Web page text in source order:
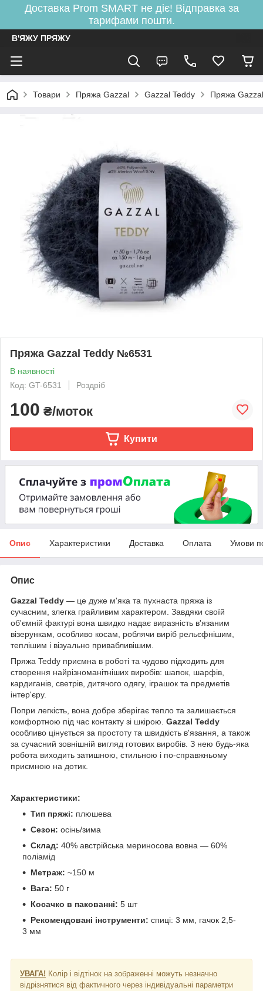
Доставка Prom SMART не діє! Відправка за
тарифами пошти.
В'ЯЖУ ПРЯЖУ
Товари Пряжа Gazzal Gazzal Teddy Пряжа
Пряжа Gazzal Teddy №6531
В наявності
Код: GT-6531
Роздріб
100 ₴/моток
Купити
Опис Характеристики Доставка Оплата Умови
Опис
Gazzal Teddy — це дуже м'яка та пухнаста пряжа із
сучасним, злегка грайливим характером. Завдяки своїй
об'ємній фактурі вона швидко надає виразність в'язаним
візерункам, особливо косам, роблячи виріб рельєфнішим,
теплішим і візуально привабливішим.
Пряжа Teddy приємна в роботі та чудово підходить для
створення найрізноманітніших виробів: шапок, шарфів,
кардиганів, светрів, дитячого одягу, іграшок та предметів
інтер'єру.
Попри легкість, вона добре зберігає тепло та залишається
комфортною під час контакту зі шкірою. Gazzal Teddy
особливо цінується за простоту та швидкість в'язання, а також
за сучасний зовнішній вигляд готових виробів. З нею будь-яка
робота виходить затишною, стильною і по-справжньому
приємною на дотик.
Характеристики:
Тип пряжі: плюшева
Сезон: осінь/зима
Склад: 40% австрійська мериносова вовна — 60%
поліамід
Метраж: ~150 м
Вага: 50 г
Косачко в пакованні: 5 шт
Рекомендовані інструменти: спиці: 3 мм, гачок 2,5-
3 мм
УВАГА! Колір і відтінок на зображенні можуть незначно
відрізнятися від фактичного через індивідуальні параметри